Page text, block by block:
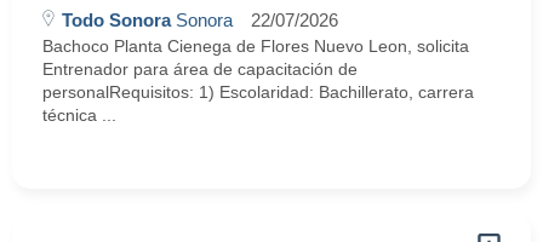
Todo SonoraSonora 22/07/2026
Bachoco Planta Cienega de Flores Nuevo Leon, solicita
Entrenador para área de capacitación de
personalRequisitos: 1) Escolaridad: Bachillerato, carrera
técnica ...